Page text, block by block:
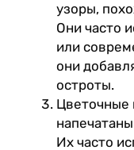
узоры,
Они часто
или
они
остроты.
Цветочные
Их часто